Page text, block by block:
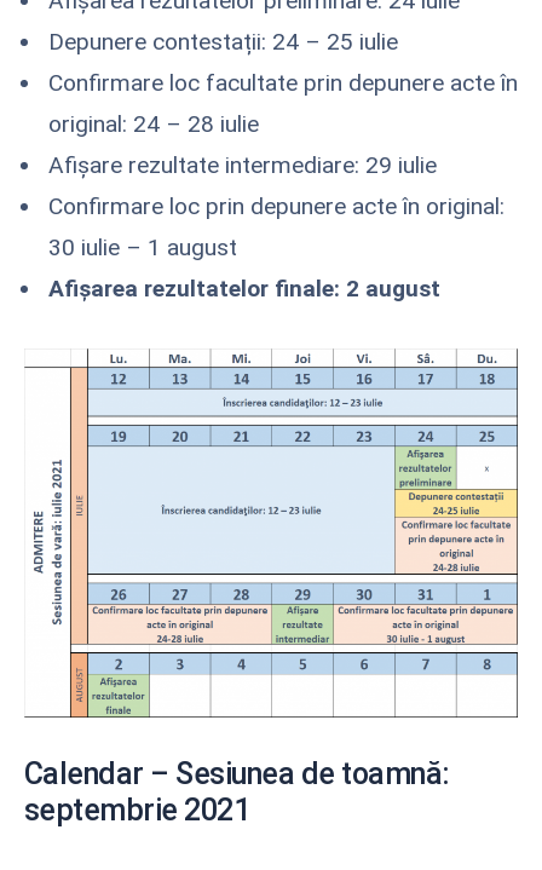
Depunere contestații: 24 – 25 iulie
Confirmare loc facultate prin depunere acte în
original: 24 – 28 iulie
Afișare rezultate intermediare: 29 iulie
Confirmare loc prin depunere acte în original:
30 iulie – 1 august
Afişarea rezultatelor finale: 2 august
Calendar – Sesiunea de toamnă:
septembrie 2021